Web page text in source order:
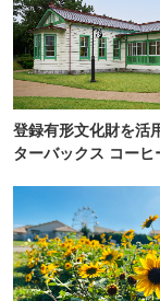
登録有形文化財を活
ターバックス コーヒ